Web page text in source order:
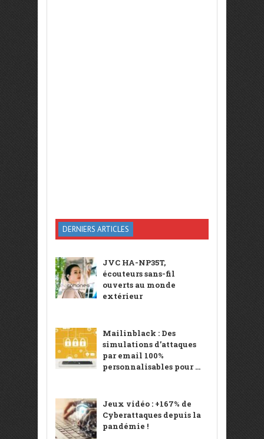
DERNIERS ARTICLES
JVC HA-NP35T,
écouteurs sans-fil
ouverts au monde
extérieur
Mailinblack : Des
simulations d’attaques
par email 100%
personnalisables pour ...
Jeux vidéo : +167% de
Cyberattaques depuis la
pandémie !